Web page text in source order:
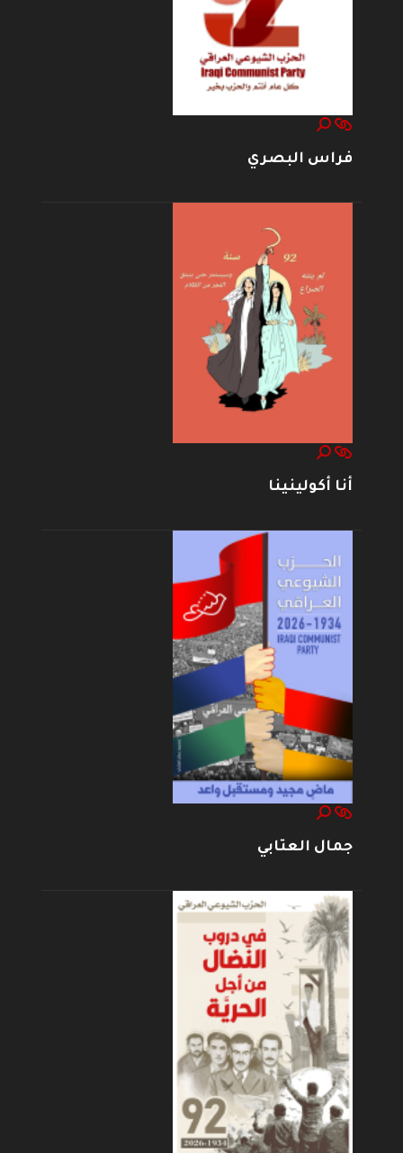
فراس البصري
أنا أكولينينا
جمال العتابي